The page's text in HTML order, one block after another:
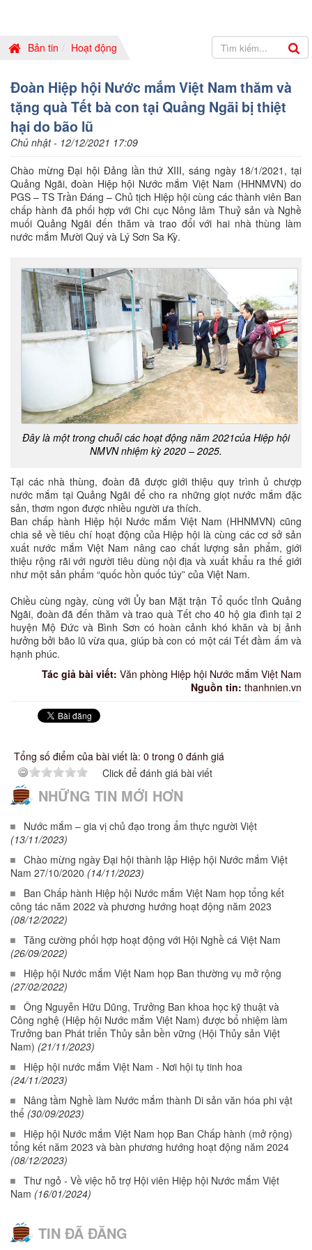
Bản tin Hoạt động
Đoàn Hiệp hội Nước mắm Việt Nam thăm và
tặng quà Tết bà con tại Quảng Ngãi bị thiệt
hại do bão lũ
Chủ nhật - 12/12/2021 17:09
Chào mừng Đại hội Đảng lần thứ XIII, sáng ngày 18/1/2021, tại
Quảng Ngãi, đoàn Hiệp hội Nước mắm Việt Nam (HHNMVN) do
PGS – TS Trần Đáng – Chủ tịch Hiệp hội cùng các thành viên Ban
chấp hành đã phối hợp với Chi cục Nông lâm Thuỷ sản và Nghề
muối Quảng Ngãi đến thăm và trao đổi với hai nhà thùng làm
nước mắm Mười Quý và Lý Sơn Sa Kỳ.
Đây là một trong chuỗi các hoạt động năm 2021của Hiệp hội
NMVN nhiệm kỳ 2020 – 2025.
Tại các nhà thùng, đoàn đã được giới thiệu quy trình ủ chượp
nước mắm tại Quảng Ngãi để cho ra những giọt nước mắm đặc
sản, thơm ngon được nhiều người ưa thích.
Ban chấp hành Hiệp hội Nước mắm Việt Nam (HHNMVN) cũng
chia sẻ về tiêu chí hoạt động của Hiệp hội là cùng các cơ sở sản
xuất nước mắm Việt Nam nâng cao chất lượng sản phẩm, giới
thiệu rộng rãi với người tiêu dùng nội địa và xuất khẩu ra thế giới
như một sản phẩm “quốc hồn quốc túy” của Việt Nam.
Chiều cùng ngày, cùng với Ủy ban Mặt trận Tổ quốc tỉnh Quảng
Ngãi, đoàn đã đến thăm và trao quà Tết cho 40 hộ gia đình tại 2
huyện Mộ Đức và Bình Sơn có hoàn cảnh khó khăn và bị ảnh
hưởng bởi bão lũ vừa qua, giúp bà con có một cái Tết đầm ấm và
hạnh phúc.
Tác giả bài viết: Văn phòng Hiệp hội Nước mắm Việt Nam
Nguồn tin: thanhnien.vn
Tổng số điểm của bài viết là: 0 trong 0 đánh giá
Click để đánh giá bài viết
NHỮNG TIN MỚI HƠN
Nước mắm – gia vị chủ đạo trong ẩm thực người Việt
(13/11/2023)
Chào mừng ngày Đại hội thành lập Hiệp hội Nước mắm Việt
Nam 27/10/2020 (14/11/2023)
Ban Chấp hành Hiệp hội Nước mắm Việt Nam họp tổng kết
công tác năm 2022 và phương hướng hoạt động năm 2023
(08/12/2022)
Tăng cường phối hợp hoạt động với Hội Nghề cá Việt Nam
(26/09/2022)
Hiệp hội Nước mắm Việt Nam họp Ban thường vụ mở rộng
(27/02/2022)
Ông Nguyễn Hữu Dũng, Trưởng Ban khoa học kỹ thuật và
Công nghệ (Hiệp hội Nước mắm Việt Nam) được bổ nhiệm làm
Trưởng ban Phát triển Thủy sản bền vững (Hội Thủy sản Việt
Nam) (21/11/2023)
Hiệp hội nước mắm Việt Nam - Nơi hội tụ tinh hoa
(24/11/2023)
Nâng tầm Nghề làm Nước mắm thành Di sản văn hóa phi vật
thể (30/09/2023)
Hiệp hội Nước mắm Việt Nam họp Ban Chấp hành (mở rộng)
tổng kết năm 2023 và bàn phương hướng hoạt động năm 2024
(08/12/2023)
Thư ngỏ - Về việc hỗ trợ Hội viên Hiệp hội Nước mắm Việt
Nam (16/01/2024)
TIN ĐÃ ĐĂNG